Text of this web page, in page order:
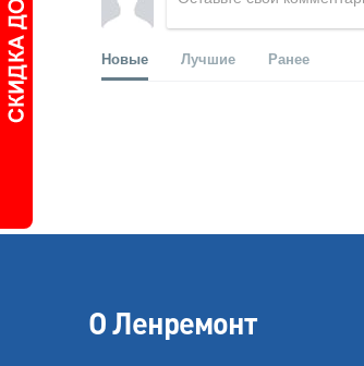
Новые Лучшие Ранее
О Ленремонт